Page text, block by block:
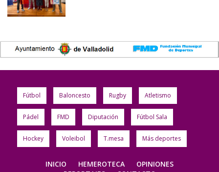
Fútbol Baloncesto Rugby Atletismo
Pádel FMD Diputación Fútbol Sala
Hockey Voleibol T.mesa Más deportes
INICIO HEMEROTECA
OPINIONES